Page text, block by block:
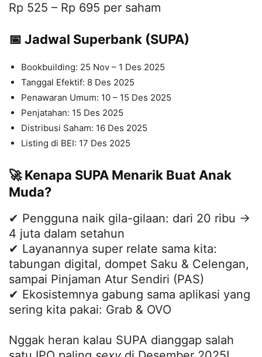
Rp 525 – Rp 695 per saham
📅 Jadwal Superbank (SUPA)
Bookbuilding: 25 Nov – 1 Des 2025
Tanggal Efektif: 8 Des 2025
Penawaran Umum: 10 – 15 Des 2025
Penjatahan: 15 Des 2025
Distribusi Saham: 16 Des 2025
Listing di BEI: 17 Des 2025
🚀 Kenapa SUPA Menarik Buat Anak
Muda?
✔ Pengguna naik gila-gilaan: dari 20 ribu →
4 juta dalam setahun
✔ Layanannya super relate sama kita:
tabungan digital, dompet Saku & Celengan,
sampai Pinjaman Atur Sendiri (PAS)
✔ Ekosistemnya gabung sama aplikasi yang
sering kita pakai: Grab & OVO
Nggak heran kalau SUPA dianggap salah